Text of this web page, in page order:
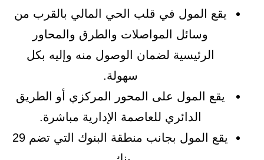
يقع المول في قلب الحي المالي بالقرب من
وسائل المواصلات والطرق والمحاور
الرئيسية لضمان الوصول منه وإليه بكل
سهولة.
يقع المول على المحور المركزي أو الطريق
الدائري للعاصمة الإدارية مباشرة.
يقع المول بجانب منطقة البنوك التي تضم 29